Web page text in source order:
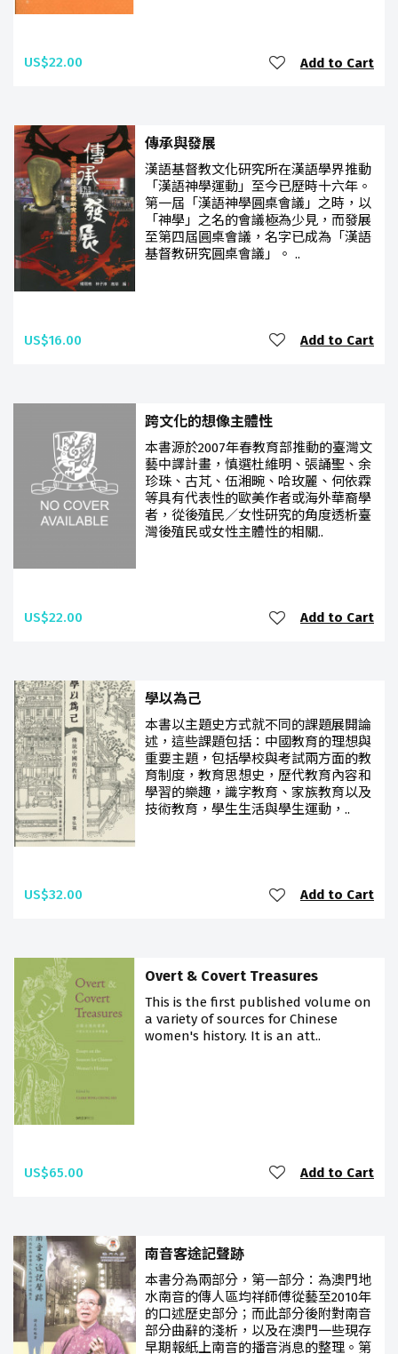
US$22.00 Add to Cart
傳承與發展
漢語基督教文化研究所在漢語學界推動
「漢語神學運動」至今已歷時十六年。
第一屆「漢語神學圓桌會議」之時，以
「神學」之名的會議極為少見，而發展
至第四屆圓桌會議，名字已成為「漢語
基督教研究圓桌會議」。 ..
US$16.00 Add to Cart
跨文化的想像主體性
本書源於2007年春教育部推動的臺灣文
藝中譯計畫，慎選杜維明、張誦聖、余
珍珠、古芃、伍湘畹、哈玫麗、何依霖
等具有代表性的歐美作者或海外華裔學
者，從後殖民／女性研究的角度透析臺
灣後殖民或女性主體性的相關..
US$22.00 Add to Cart
學以為己
本書以主題史方式就不同的課題展開論
述，這些課題包括：中國教育的理想與
重要主題，包括學校與考試兩方面的教
育制度，教育思想史，歷代教育內容和
學習的樂趣，識字教育、家族教育以及
技術教育，學生生活與學生運動，..
US$32.00 Add to Cart
Overt & Covert Treasures
This is the first published volume on
a variety of sources for Chinese
women's history. It is an att..
US$65.00 Add to Cart
南音客途記聲跡
本書分為兩部分，第一部分：為澳門地
水南音的傳人區均祥師傅從藝至2010年
的口述歷史部分；而此部分後附對南音
部分曲辭的淺析，以及在澳門一些現存
早期報紙上南音的播音消息的整理。第